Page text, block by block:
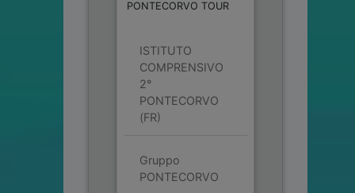
PONTECORVO TOUR
ISTITUTO
COMPRENSIVO
2°
PONTECORVO
(FR)
Gruppo
PONTECORVO